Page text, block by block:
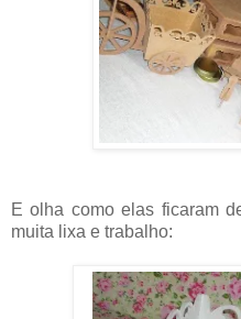
E olha como elas ficaram
muita lixa e trabalho: